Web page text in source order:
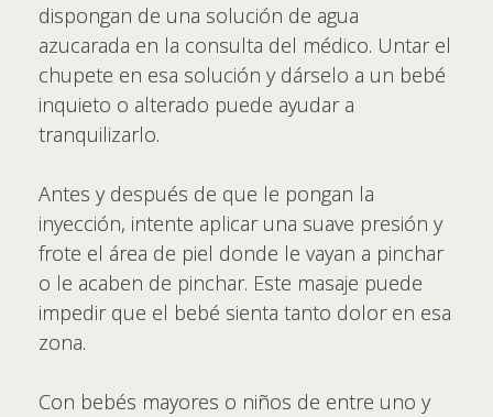
dispongan de una solución de agua
azucarada en la consulta del médico. Untar el
chupete en esa solución y dárselo a un bebé
inquieto o alterado puede ayudar a
tranquilizarlo.
Antes y después de que le pongan la
inyección, intente aplicar una suave presión y
frote el área de piel donde le vayan a pinchar
o le acaben de pinchar. Este masaje puede
impedir que el bebé sienta tanto dolor en esa
zona.
Con bebés mayores o niños de entre uno y